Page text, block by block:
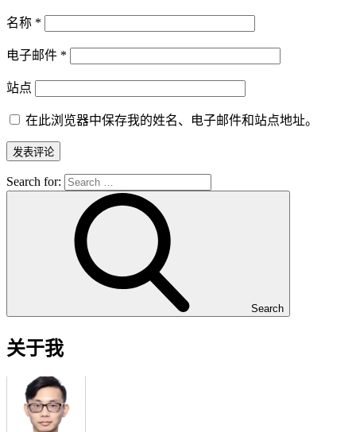
名称 *
电子邮件 *
站点
在此浏览器中保存我的姓名、电子邮件和站点地址。
Search for:
Search
关于我